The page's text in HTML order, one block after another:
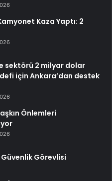
Kaza Yaptı: 2
sektörü 2 milyar dolar
için Ankara’dan destek
Önlemleri
Görevlisi